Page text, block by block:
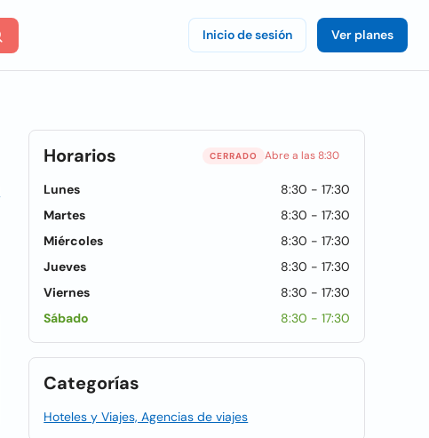
Inicio de sesión Ver planes
Horarios CERRADO Abre a las 8:30
Lunes
8:30 - 17:30
Martes
8:30 - 17:30
Miércoles
8:30 - 17:30
Jueves
8:30 - 17:30
Viernes
8:30 - 17:30
Sábado
8:30 - 17:30
Categorías
Hoteles y Viajes, Agencias de viajes